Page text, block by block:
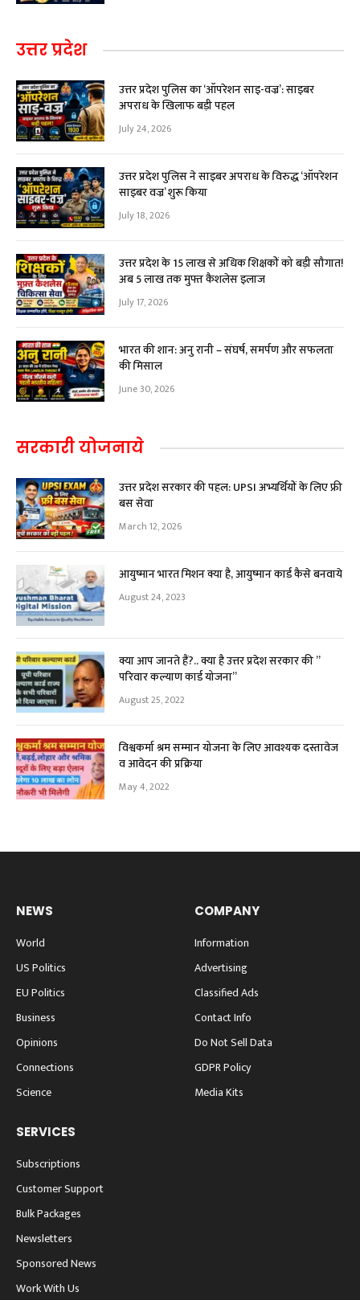
उत्तर प्रदेश
उत्तर प्रदेश पुलिस का ‘ऑपरेशन साइ-वज्र’: साइबर
अपराध के खिलाफ बड़ी पहल
July 24, 2026
उत्तर प्रदेश पुलिस ने साइबर अपराध के विरुद्ध ‘ऑपरेशन
साइबर वज्र’ शुरू किया
July 18, 2026
उत्तर प्रदेश के 15 लाख से अधिक शिक्षकों को बड़ी सौगात!
अब ₹5 लाख तक मुफ्त कैशलेस इलाज
July 17, 2026
भारत की शान: अनु रानी – संघर्ष, समर्पण और सफलता
की मिसाल
June 30, 2026
सरकारी योजनाये
उत्तर प्रदेश सरकार की पहल: UPSI अभ्यर्थियों के लिए फ्री
बस सेवा
March 12, 2026
आयुष्मान भारत मिशन क्या है, आयुष्मान कार्ड कैसे बनवाये
August 24, 2023
क्या आप जानते हैं?.. क्या है उत्तर प्रदेश सरकार की ”
परिवार कल्याण कार्ड योजना”
August 25, 2022
विश्वकर्मा श्रम सम्मान योजना के लिए आवश्यक दस्तावेज
व आवेदन की प्रक्रिया
May 4, 2022
NEWS
World
US Politics
EU Politics
Business
Opinions
Connections
Science
COMPANY
Information
Advertising
Classified Ads
Contact Info
Do Not Sell Data
GDPR Policy
Media Kits
SERVICES
Subscriptions
Customer Support
Bulk Packages
Newsletters
Sponsored News
Work With Us